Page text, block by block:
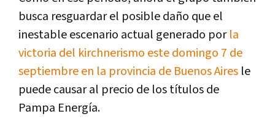
busca resguardar el posible daño que el
inestable escenario actual generado porla
victoria del kirchnerismo este domingo 7 de
septiembre en la provincia de Buenos Aires le
puede causar al precio de los títulos de
Pampa Energía.